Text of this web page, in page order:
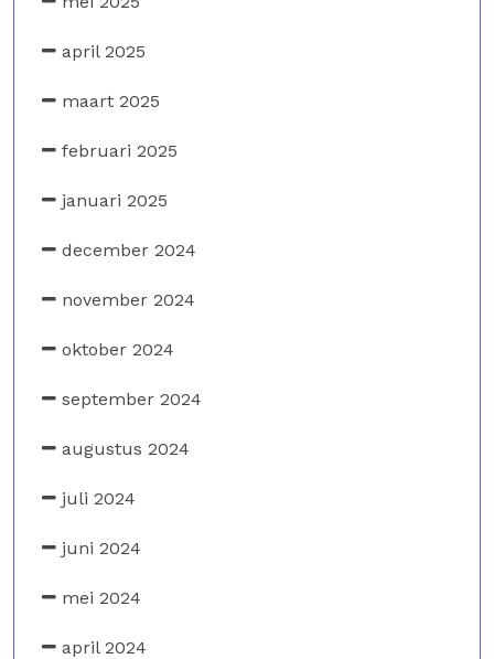
april 2025
maart 2025
februari 2025
januari 2025
december 2024
november 2024
oktober 2024
september 2024
augustus 2024
juli 2024
juni 2024
mei 2024
april 2024